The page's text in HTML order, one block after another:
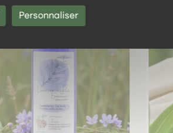
Personnaliser